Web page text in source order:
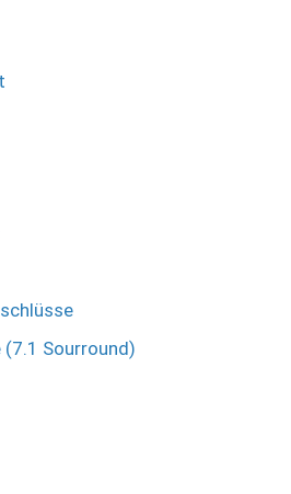
(7.1 Sourround)